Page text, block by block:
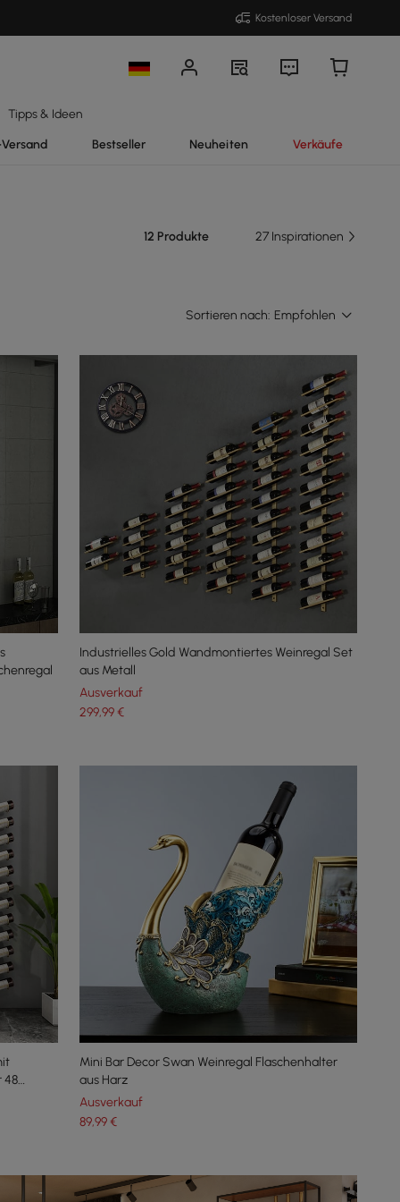
Kostenloser Versand
Tipps & Ideen
Bestseller Neuheiten Verkäufe
12 Produkte 27 Inspirationen
Sortieren nach: Empfohlen
Industrielles Gold Wandmontiertes Weinregal Set
aus Metall
Ausverkauf
299,99€
48
Mini Bar Decor Swan Weinregal Flaschenhalter
aus Harz
Ausverkauf
89,99€